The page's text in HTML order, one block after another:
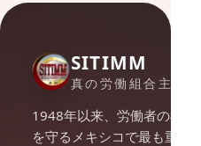
SITIMM
真の労働組合主義
1948年以来、労働者の権利
を守るメキシコで最も重要な